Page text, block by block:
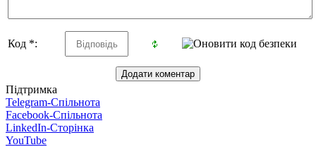
Код *:
Підтримка
Telegram-Спільнота
Facebook-Спільнота
LinkedIn-Сторінка
YouTube